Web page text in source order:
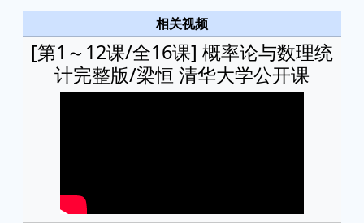
相关视频
[第1～12课/全16课] 概率论与数理统
计完整版/梁恒 清华大学公开课